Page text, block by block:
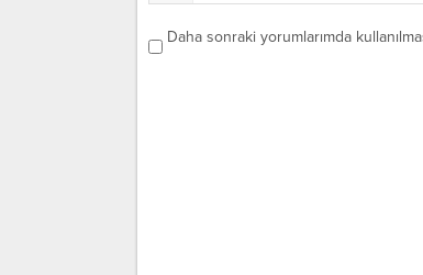
Daha sonraki yorumlarımda